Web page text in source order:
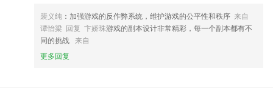
裴义纯 ：加强游戏的反作弊系统，维护游戏的公平性和秩序 来自
谭怡梁 回复 卞娇珠游戏的副本设计非常精彩，每一个副本都有不
同的挑战 来自
更多回复